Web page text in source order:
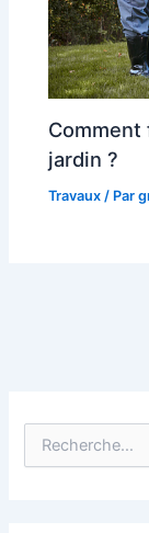
Comment
jardin ?
Travaux / Par